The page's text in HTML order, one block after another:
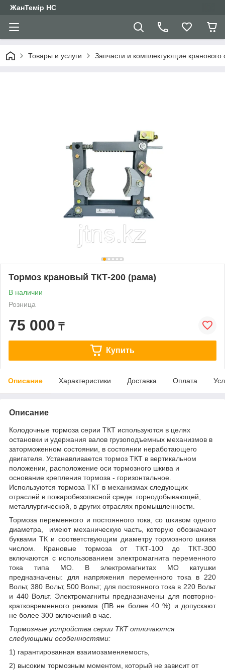
ЖанТемір НС
Товары и услуги Запчасти и комплектующие кранового
Тормоз крановый ТКТ-200 (рама)
В наличии
Розница
75 000 ₸
Купить
Описание Характеристики Доставка Оплата
Описание
Колодочные тормоза серии ТКТ используются в целях
остановки и удержания валов грузоподъемных механизмов в
заторможенном состоянии, в состоянии неработающего
двигателя. Устанавливается тормоз ТКТ в вертикальном
положении, расположение оси тормозного шкива и
основание крепления тормоза - горизонтальное.
Используются тормоза ТКТ в механизмах следующих
отраслей в пожаробезопасной среде: горнодобывающей,
металлургической, в других отраслях промышленности.
Тормоза переменного и постоянного тока, со шкивом одного
диаметра, имеют механическую часть, которую обозначают
буквами ТК и соответствующим диаметру тормозного шкива
числом. Крановые тормоза от ТКТ-100 до ТКТ-300
включаются с использованием электромагнита переменного
тока типа МО. В электромагнитах МО катушки
предназначены: для напряжения переменного тока в 220
Вольт, 380 Вольт, 500 Вольт; для постоянного тока в 220 Вольт
и 440 Вольт. Электромагниты предназначены для повторно-
кратковременного режима (ПВ не более 40 %) и допускают
не более 300 включений в час.
Тормозные устройства серии ТКТ отличаются
следующими особенностями:
1) гарантированная взаимозаменяемость,
2) высоким тормозным моментом, который не зависит от